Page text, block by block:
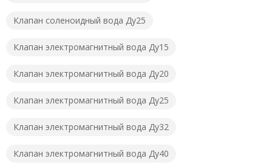
Клапан соленоидный вода Ду25
Клапан электромагнитный вода Ду15
Клапан электромагнитный вода Ду20
Клапан электромагнитный вода Ду25
Клапан электромагнитный вода Ду32
Клапан электромагнитный вода Ду40